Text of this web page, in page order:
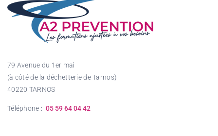
79 Avenue du 1er mai
(à côté de la déchetterie de Tarnos)
40220 TARNOS
Téléphone : 05 59 64 04 42